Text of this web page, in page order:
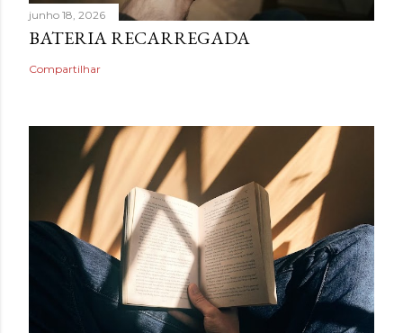
junho 18, 2026
BATERIA RECARREGADA
Compartilhar